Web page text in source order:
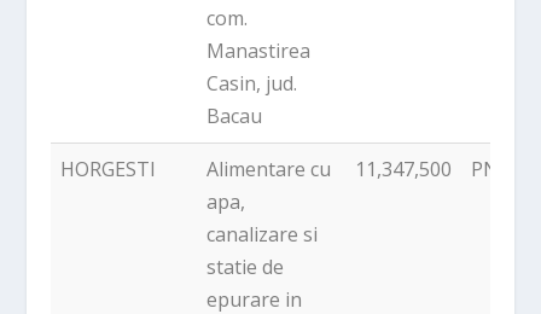
com.
Manastirea
Casin, jud.
Bacau
HORGESTI
Alimentare cu
apa,
canalizare si
statie de
epurare in
11,347,500 PNDR